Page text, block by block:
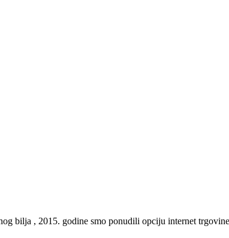
bilja , 2015. godine smo ponudili opciju internet